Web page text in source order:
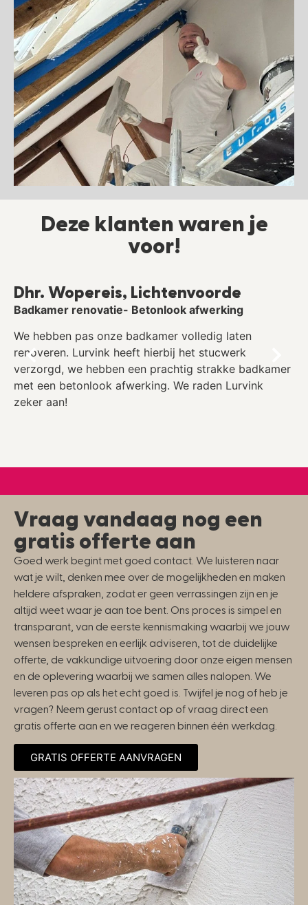
Deze klanten waren je
voor!
Dhr. Wopereis, Lichtenvoorde
Badkamer renovatie- Betonlook afwerking
We hebben pas onze badkamer volledig laten
renoveren. Lurvink heeft hierbij het stucwerk
verzorgd, we hebben een prachtig strakke badkamer
met een betonlook afwerking. We raden Lurvink
zeker aan!
Vraag vandaag nog een
gratis offerte aan
Goed werk begint met goed contact. We luisteren naar
wat je wilt, denken mee over de mogelijkheden en maken
heldere afspraken, zodat er geen verrassingen zijn en je
altijd weet waar je aan toe bent. Ons proces is simpel en
transparant, van de eerste kennismaking waarbij we jouw
wensen bespreken en eerlijk adviseren, tot de duidelijke
offerte, de vakkundige uitvoering door onze eigen mensen
en de oplevering waarbij we samen alles nalopen. We
leveren pas op als het echt goed is. Twijfel je nog of heb je
vragen? Neem gerust contact op of vraag direct een
gratis offerte aan en we reageren binnen één werkdag.
GRATIS OFFERTE AANVRAGEN